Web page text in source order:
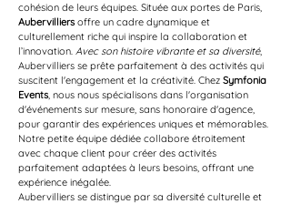
cohésion de leurs équipes. Située aux portes de Paris,
Aubervilliers offre un cadre dynamique et
culturellement riche qui inspire la collaboration et
l’innovation. Avec son histoire vibrante et sa diversité,
Aubervilliers se prête parfaitement à des activités qui
suscitent l'engagement et la créativité. Chez Symfonia
Events, nous nous spécialisons dans l'organisation
d'événements sur mesure, sans honoraire d'agence,
pour garantir des expériences uniques et mémorables.
Notre petite équipe dédiée collabore étroitement
avec chaque client pour créer des activités
parfaitement adaptées à leurs besoins, offrant une
expérience inégalée.
Aubervilliers se distingue par sa diversité culturelle et